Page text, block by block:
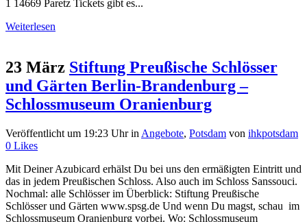
1 14669 Paretz Tickets gibt es...
Weiterlesen
23 März Stiftung Preußische Schlösser
und Gärten Berlin-Brandenburg –
Schlossmuseum Oranienburg
Veröffentlicht um 19:23 Uhrin Angebote, Potsdam von ihkpotsdam
0 Likes
Mit Deiner Azubicard erhälst Du bei uns den ermäßigten Eintritt und
das in jedem Preußischen Schloss. Also auch im Schloss Sanssouci.
Nochmal: alle Schlösser im Überblick: Stiftung Preußische
Schlösser und Gärten www.spsg.de Und wenn Du magst, schau im
Schlossmuseum Oranienburg vorbei. Wo: Schlossmuseum